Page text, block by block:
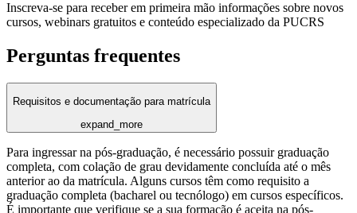
Inscreva-se para receber em primeira mão informações sobre novos
cursos, webinars gratuitos e conteúdo especializado da PUCRS
Perguntas frequentes
Requisitos e documentação para matrícula
expand_more
Para ingressar na pós-graduação, é necessário possuir graduação
completa, com colação de grau devidamente concluída até o mês
anterior ao da matrícula. Alguns cursos têm como requisito a
graduação completa (bacharel ou tecnólogo) em cursos específicos.
É importante que verifique se a sua formação é aceita na pós-